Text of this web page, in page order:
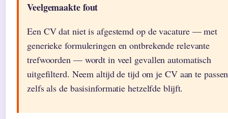
Veelgemaakte fout
Een CV dat niet is afgestemd op de vacature — met
generieke formuleringen en ontbrekende relevante
trefwoorden — wordt in veel gevallen automatisch
uitgefilterd. Neem altijd de tijd om je CV aan te
zelfs als de basisinformatie hetzelfde blijft.